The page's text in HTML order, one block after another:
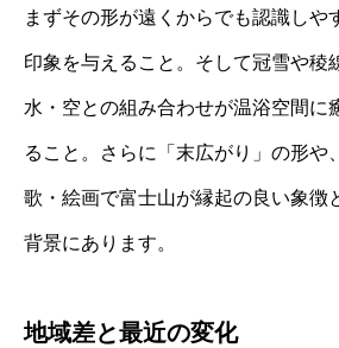
まずその形が遠くからでも認識しや
印象を与えること。そして冠雪や稜
水・空との組み合わせが温浴空間に
ること。さらに「末広がり」の形や
歌・絵画で富士山が縁起の良い象徴
背景にあります。
地域差と最近の変化